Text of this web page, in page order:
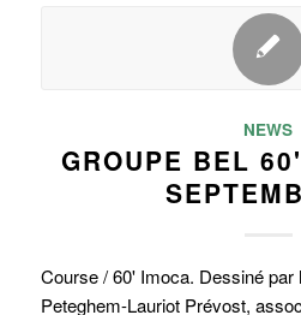
NEWS
GROUPE BEL
Course / 60' Imoca. Dessiné par
Peteghem-Lauriot Prévost,